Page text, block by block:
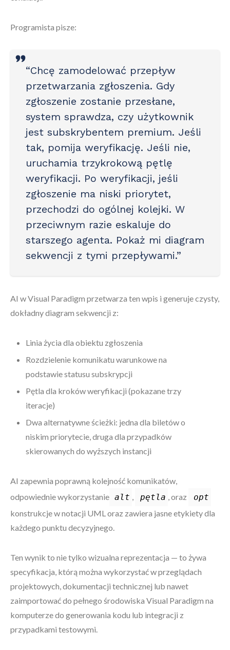
Programista pisze:
“Chcę zamodelować przepływ
przetwarzania zgłoszenia. Gdy
zgłoszenie zostanie przesłane,
system sprawdza, czy użytkownik
jest subskrybentem premium. Jeśli
tak, pomija weryfikację. Jeśli nie,
uruchamia trzykrokową pętlę
weryfikacji. Po weryfikacji, jeśli
zgłoszenie ma niski priorytet,
przechodzi do ogólnej kolejki. W
przeciwnym razie eskaluje do
starszego agenta. Pokaż mi diagram
sekwencji z tymi przepływami.”
AI w Visual Paradigm przetwarza ten wpis i generuje czysty,
dokładny diagram sekwencji z:
Linia życia dla obiektu zgłoszenia
Rozdzielenie komunikatu warunkowe na
podstawie statusu subskrypcji
Pętla dla kroków weryfikacji (pokazane trzy
iteracje)
Dwa alternatywne ścieżki: jedna dla biletów o
niskim priorytecie, druga dla przypadków
skierowanych do wyższych instancji
AI zapewnia poprawną kolejność komunikatów,
odpowiednie wykorzystanie alt , pętla , oraz
opt
konstrukcje w notacji UML oraz zawiera jasne etykiety dla
każdego punktu decyzyjnego.
Ten wynik to nie tylko wizualna reprezentacja — to żywa
specyfikacja, którą można wykorzystać w przeglądach
projektowych, dokumentacji technicznej lub nawet
zaimportować do pełnego środowiska Visual Paradigm na
komputerze do generowania kodu lub integracji z
przypadkami testowymi.